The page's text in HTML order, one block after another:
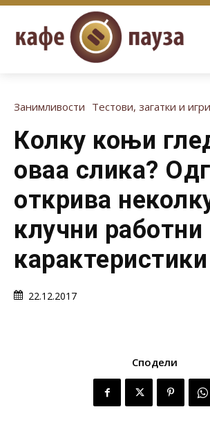
Занимливости Тестови, загатки и игри
Колку коњи
оваа слика?
открива
клучни работни
карактеристики
22.12.2017
Сподели